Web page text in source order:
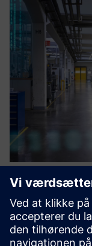
The
The Siemens BFC
between OT and